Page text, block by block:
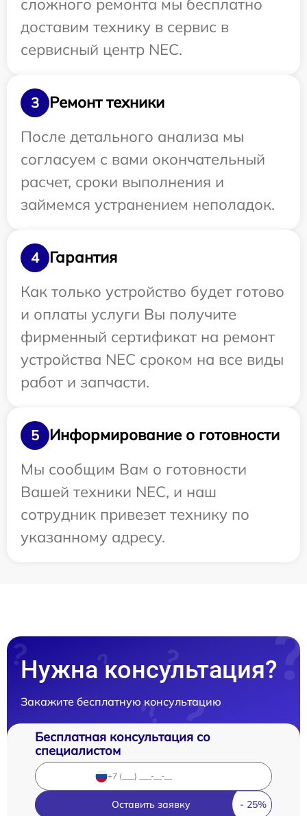
доставим технику в сервис в
сервисный центр NEC.
3
Ремонт техники
После детального анализа мы
согласуем с вами окончательный
расчет, сроки выполнения и
займемся устранением неполадок.
4
Гарантия
Как только устройство будет готово
и оплаты услуги Вы получите
фирменный сертификат на ремонт
устройства NEC сроком на все виды
работ и запчасти.
5
Информирование о готовности
Мы сообщим Вам о готовности
Вашей техники NEC, и наш
сотрудник привезет технику по
указанному адресу.
Нужна консультация?
Закажите бесплатную консультацию
Бесплатная консультация со
специалистом
Оставить заявку